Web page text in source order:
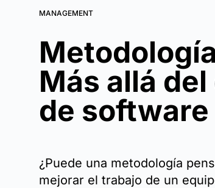
MANAGEMENT
Más allá
de software
¿Puede una metodología
mejorar el trabajo de un